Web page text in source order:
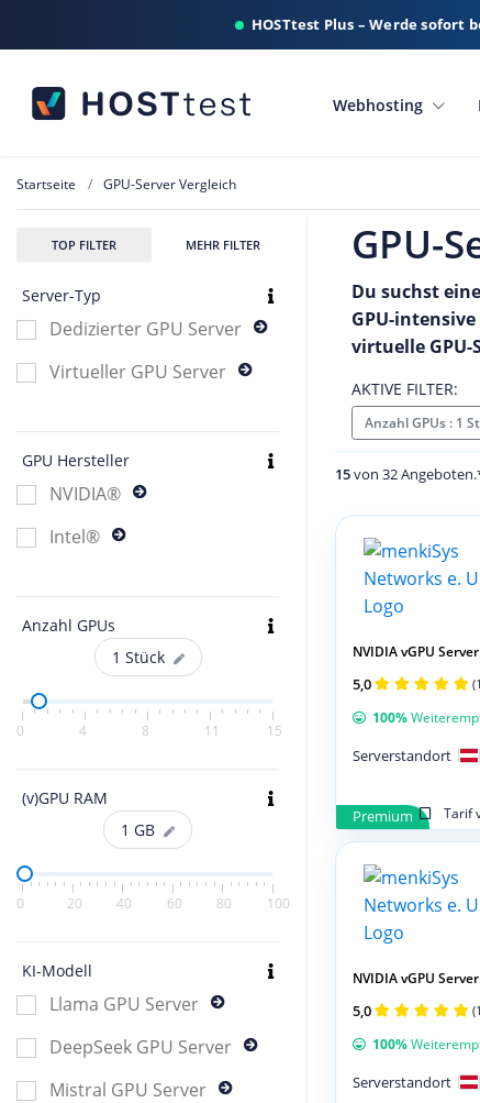
HOSTtest Plus – Werde
Webhosting
Startseite GPU-Server Vergleich
TOP FILTER MEHR FILTER
Server-Typ
Dedizierter GPU Server
Virtueller GPU Server
GPU Hersteller
NVIDIA®
Intel®
Anzahl GPUs
1 Stück
0 4 8 11 15
(v)GPU RAM
1 GB
0 20 40 60 80 100
KI-Modell
Llama GPU Server
DeepSeek GPU Server
Mistral GPU Server
GPU-
Du suchst
GPU-
virtuelle GPU-
AKTIVE FILTER:
Anzahl GPUs : 1
15von 32
Premium
Tarif
NVIDIA vGPU
5,0
100%
Serverstandort
NVIDIA vGPU
5,0
100%
Serverstandort